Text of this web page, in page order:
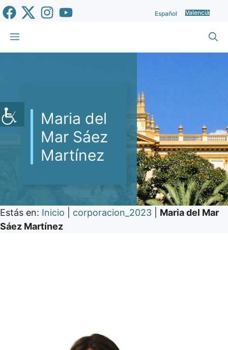
Vés
al
contingut
Español Valencià
Menu
Maria del
Mar Sáez
Martínez
Estás en: Inicio corporacion_2023
Maria del Mar
Sáez Martínez